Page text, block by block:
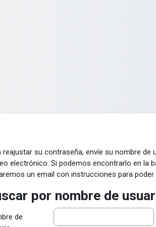
reajustar su contraseña, envíe su nombre de
electrónico. Si podemos encontrarlo en la
un email con instrucciones para poder
por nombre de usuario
por nombre de
de